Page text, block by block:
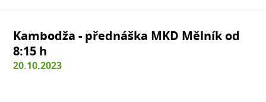
Kambodža - přednáška MKD Mělník od
8:15 h
20.10.2023